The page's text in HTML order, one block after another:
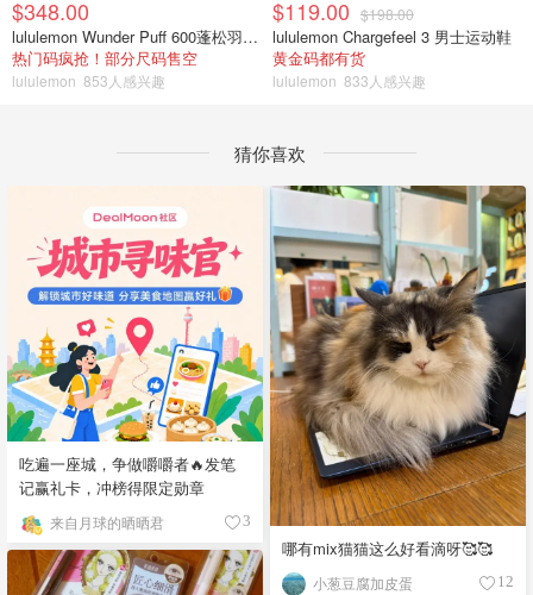
$348.00
lululemon Wunder Puff 600蓬松羽绒夹克
热门码疯抢！部分尺码售空
lululemon 853人感兴趣
$119.00 $198.00
lululemon Chargefeel 3 男士运动鞋
黄金码都有货
lululemon 833人感兴趣
猜你喜欢
吃遍一座城，争做嚼嚼者🔥发笔
记赢礼卡，冲榜得限定勋章
来自月球的晒晒君 3
哪有mix猫猫这么好看滴呀🥰🥰
小葱豆腐加皮蛋 12